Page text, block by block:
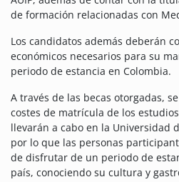
de formación relacionadas con
Los candidatos además deberán
económicos necesarios para su
periodo de estancia en Colombia.
A través de las becas otorgadas,
costes de matrícula de los
llevarán a cabo en la Universidad
por lo que las personas
de disfrutar de un periodo de
país, conociendo su cultura y